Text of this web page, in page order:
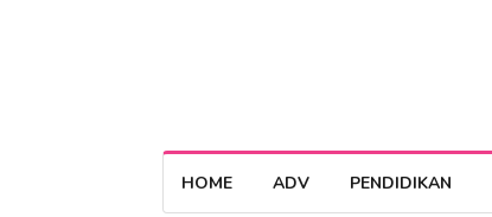
HOME ADV PENDIDIKAN